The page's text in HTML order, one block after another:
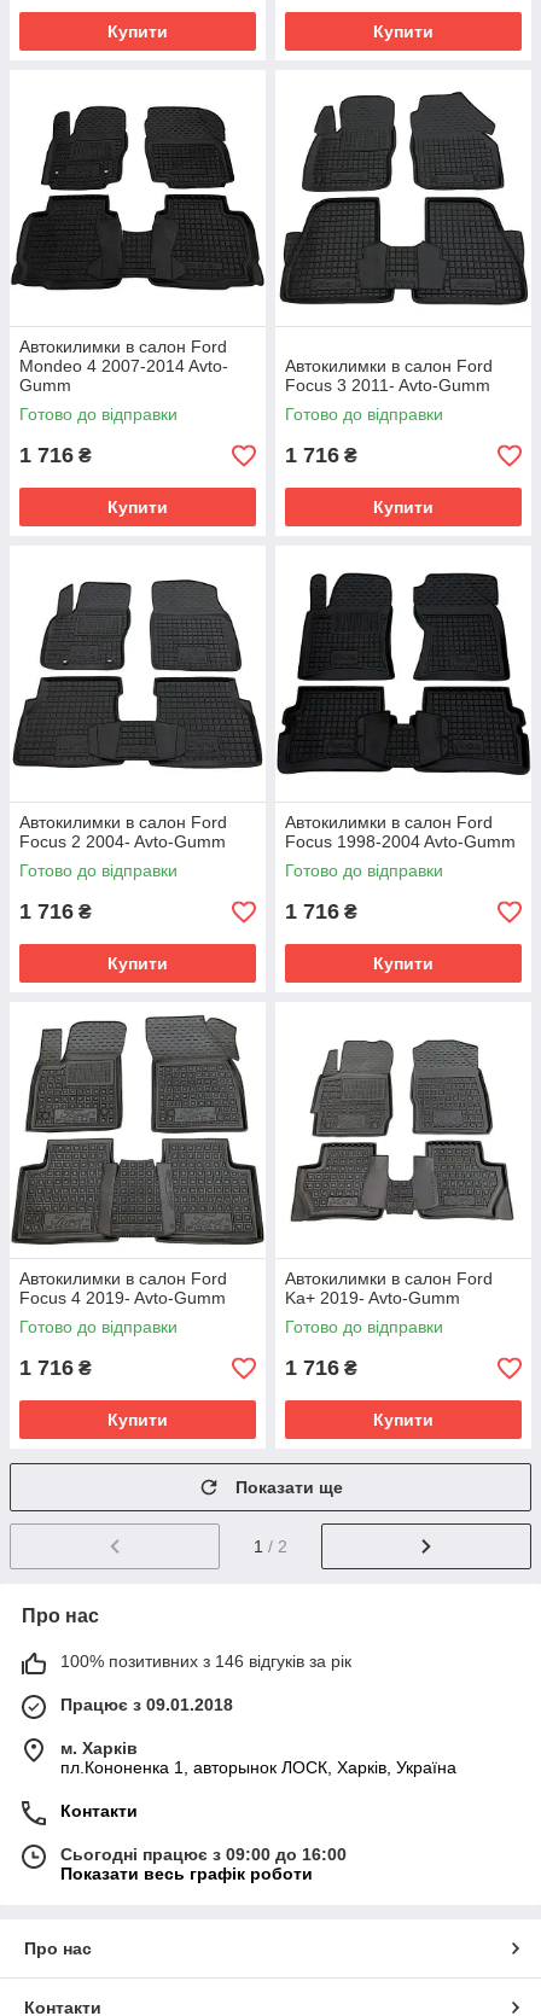
Купити Купити
Автокилимки в салон Ford
Mondeo 4 2007-2014 Avto-
Gumm
Готово до відправки
1 716 ₴
Купити
Автокилимки в салон Ford
Focus 3 2011- Avto-Gumm
Готово до відправки
1 716 ₴
Купити
Автокилимки в салон Ford
Focus 2 2004- Avto-Gumm
Готово до відправки
1 716 ₴
Купити
Автокилимки в салон Ford
Focus 1998-2004 Avto-Gumm
Готово до відправки
1 716 ₴
Купити
Автокилимки в салон Ford
Focus 4 2019- Avto-Gumm
Готово до відправки
1 716 ₴
Купити
Автокилимки в салон Ford
Ka+ 2019- Avto-Gumm
Готово до відправки
1 716 ₴
Купити
Показати ще
1 / 2
Про нас
100% позитивних з 146 відгуків за рік
Працює з 09.01.2018
м. Харків
пл.Кононенка 1, авторынок ЛОСК, Харків, Україна
Контакти
Сьогодні працює з 09:00 до 16:00
Показати весь графік роботи
Про нас
Контакти